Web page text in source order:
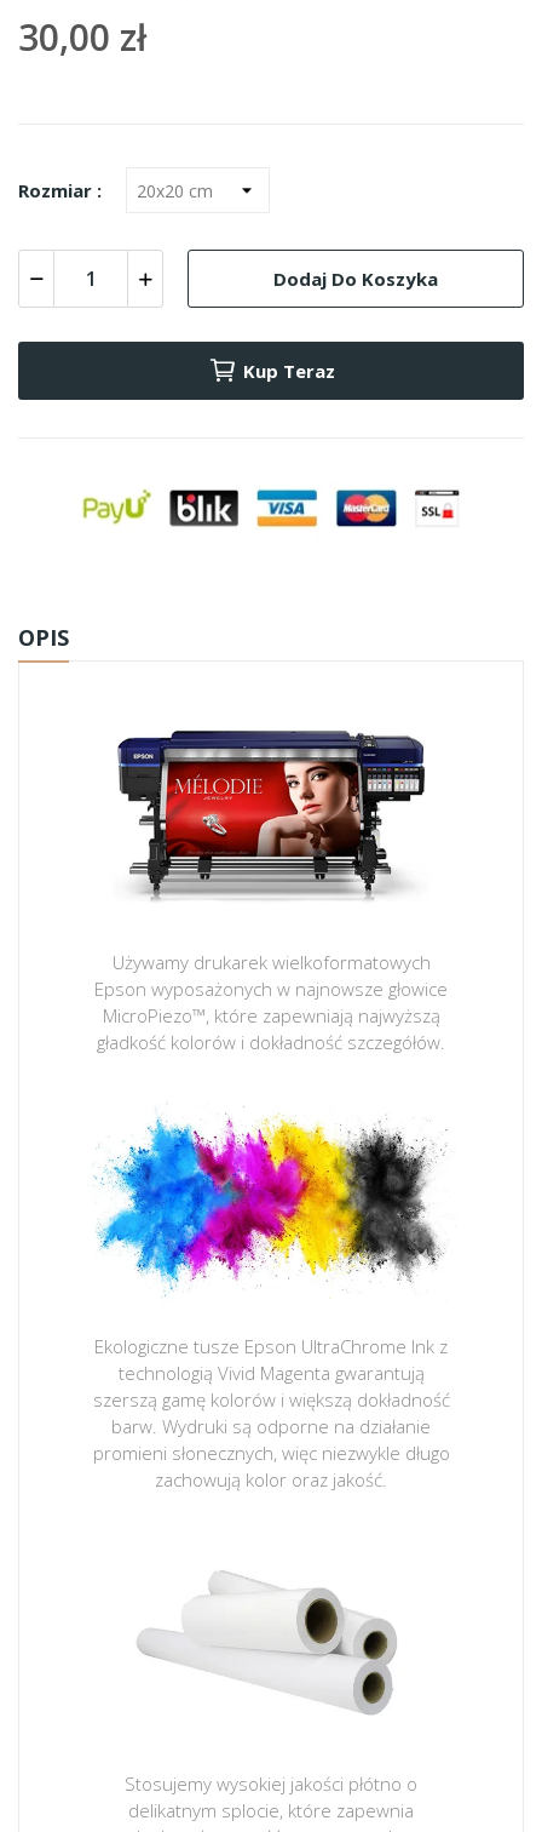
30,00 zł
Rozmiar :
Dodaj Do Koszyka
Kup Teraz
OPIS
Używamy drukarek wielkoformatowych
Epson wyposażonych w najnowsze głowice
MicroPiezo™, które zapewniają najwyższą
gładkość kolorów i dokładność szczegółów.
Ekologiczne tusze Epson UltraChrome Ink z
technologią Vivid Magenta gwarantują
szerszą gamę kolorów i większą dokładność
barw. Wydruki są odporne na działanie
promieni słonecznych, więc niezwykle długo
zachowują kolor oraz jakość.
Stosujemy wysokiej jakości płótno o
delikatnym splocie, które zapewnia